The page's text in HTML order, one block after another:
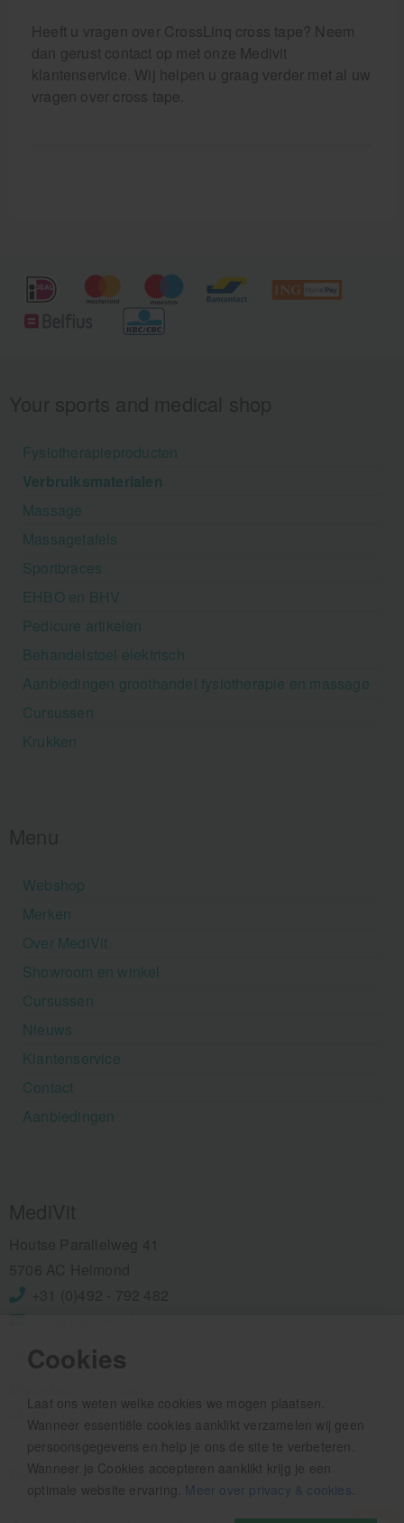
Cookies
Laat ons weten welke cookies we mogen plaatsen.
Wanneer essentiële cookies aanklikt verzamelen wij geen
persoonsgegevens en help je ons de site te verbeteren.
Wanneer je Cookies accepteren aanklikt krijg je een
optimale website ervaring. Meer over privacy & cookies
Heeft u vragen over CrossLinq cross tape? Neem
dan gerust contact op met onze Medivit
klantenservice. Wij helpen u graag verder met al uw
vragen over cross tape.
Fysiotherapieproducten
Verbruiksmaterialen
Massage
Massagetafels
Sportbraces
EHBO en BHV
Pedicure artikelen
Behandelstoel elektrisch
Aanbiedingen groothandel fysiotherapie en massage
Cursussen
Krukken
Webshop
Merken
Over MediVit
Showroom en winkel
Cursussen
Nieuws
Klantenservice
Contact
Aanbiedingen
Openingstijden:
08.00 - 12.30u
13.00 - 16.00u
Wij pauzeren tussen 12.30 en 13.00u